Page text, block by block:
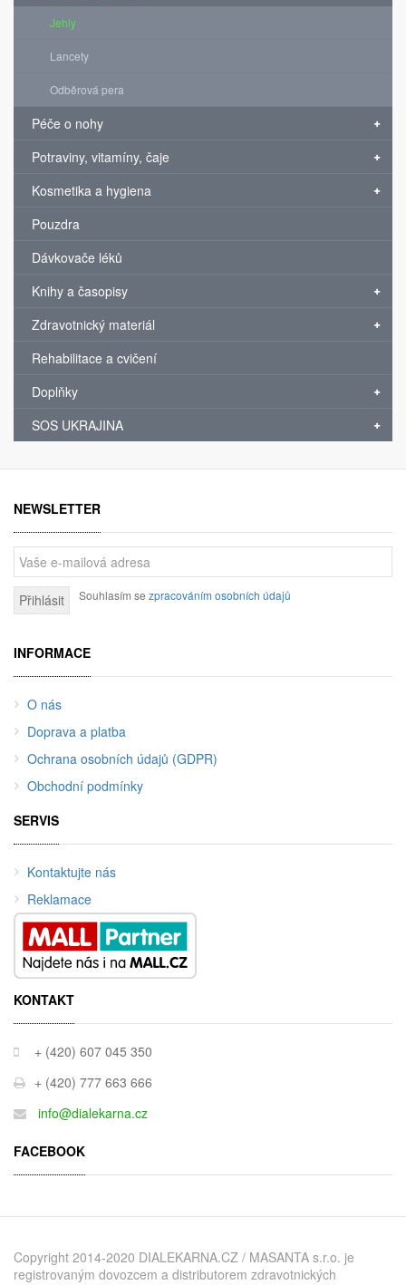
Jehly
Lancety
Odběrová pera
Péče o nohy
Potraviny, vitamíny, čaje
Kosmetika a hygiena
Pouzdra
Dávkovače léků
Knihy a časopisy
Zdravotnický materiál
Rehabilitace a cvičení
Doplňky
SOS UKRAJINA
NEWSLETTER
Přihlásit Souhlasím se zpracováním osobních údajů
INFORMACE
O nás
Doprava a platba
Ochrana osobních údajů (GDPR)
Obchodní podmínky
SERVIS
Kontaktujte nás
Reklamace
KONTAKT
+ (420) 607 045 350
+ (420) 777 663 666
info@dialekarna.cz
FACEBOOK
Copyright 2014-2020 DIALEKARNA.CZ / MASANTA s.r.o. je
registrovaným dovozcem a distributorem zdravotnických